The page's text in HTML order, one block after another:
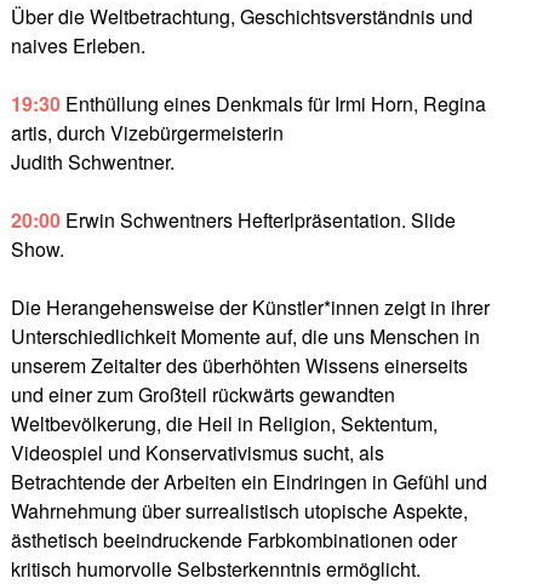
Über die Weltbetrachtung, Geschichtsverständnis und
naives Erleben.
19:30 Enthüllung eines Denkmals für Irmi Horn, Regina
artis, durch Vizebürgermeisterin
Judith Schwentner.
20:00Erwin Schwentners Hefterlpräsentation. Slide
Show.
Die Herangehensweise der Künstler*innen zeigt in ihrer
Unterschiedlichkeit Momente auf, die uns Menschen in
unserem Zeitalter des überhöhten Wissens einerseits
und einer zum Großteil rückwärts gewandten
Weltbevölkerung, die Heil in Religion, Sektentum,
Videospiel und Konservativismus sucht, als
Betrachtende der Arbeiten ein Eindringen in Gefühl und
Wahrnehmung über surrealistisch utopische Aspekte,
ästhetisch beeindruckende Farbkombinationen oder
kritisch humorvolle Selbsterkenntnis ermöglicht.